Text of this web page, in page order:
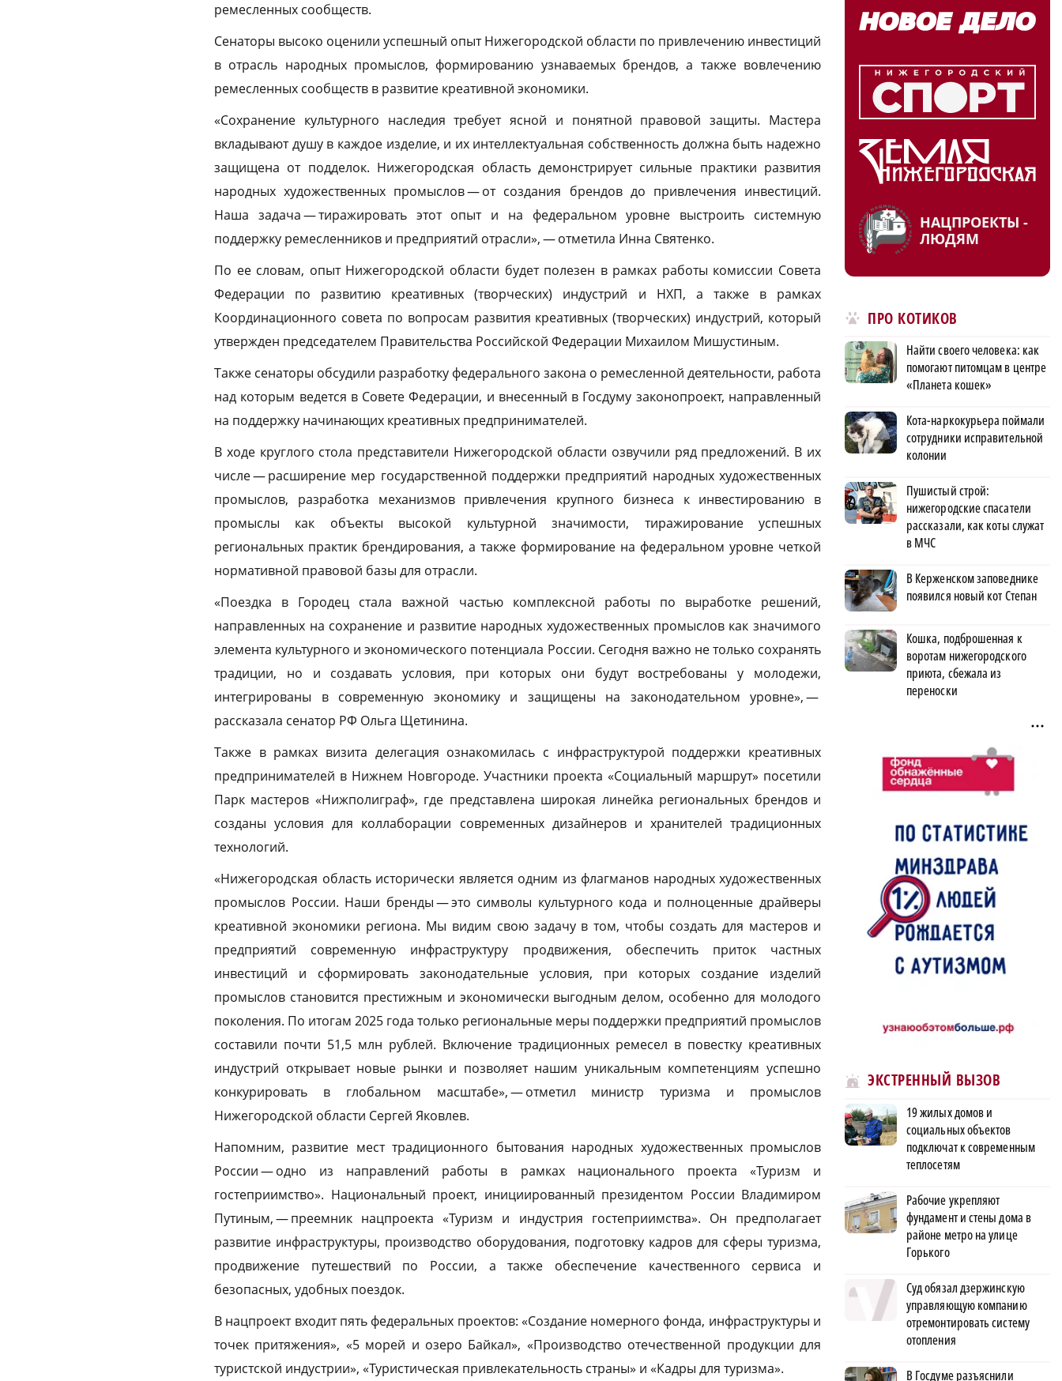
ремесленных сообществ.
Сенаторы высоко оценили успешный опыт Нижегородской области по привлечению инвестиций
в отрасль народных промыслов, формированию узнаваемых брендов, а также вовлечению
ремесленных сообществ в развитие креативной экономики.
«Сохранение культурного наследия требует ясной и понятной правовой защиты. Мастера
вкладывают душу в каждое изделие, и их интеллектуальная собственность должна быть надежно
защищена от подделок. Нижегородская область демонстрирует сильные практики развития
народных художественных промыслов — от создания брендов до привлечения инвестиций.
Наша задача — тиражировать этот опыт и на федеральном уровне выстроить системную
поддержку ремесленников и предприятий отрасли», — отметила Инна Святенко.
По ее словам, опыт Нижегородской области будет полезен в рамках работы комиссии Совета
Федерации по развитию креативных (творческих) индустрий и НХП, а также в рамках
Координационного совета по вопросам развития креативных (творческих) индустрий, который
утвержден председателем Правительства Российской Федерации Михаилом Мишустиным.
Также сенаторы обсудили разработку федерального закона о ремесленной деятельности, работа
над которым ведется в Совете Федерации, и внесенный в Госдуму законопроект, направленный
на поддержку начинающих креативных предпринимателей.
В ходе круглого стола представители Нижегородской области озвучили ряд предложений. В их
числе — расширение мер государственной поддержки предприятий народных художественных
промыслов, разработка механизмов привлечения крупного бизнеса к инвестированию в
промыслы как объекты высокой культурной значимости, тиражирование успешных
региональных практик брендирования, а также формирование на федеральном уровне четкой
нормативной правовой базы для отрасли.
«Поездка в Городец стала важной частью комплексной работы по выработке решений,
направленных на сохранение и развитие народных художественных промыслов как значимого
элемента культурного и экономического потенциала России. Сегодня важно не только сохранять
традиции, но и создавать условия, при которых они будут востребованы у молодежи,
интегрированы в современную экономику и защищены на законодательном уровне», —
рассказала сенатор РФ Ольга Щетинина.
Также в рамках визита делегация ознакомилась с инфраструктурой поддержки креативных
предпринимателей в Нижнем Новгороде. Участники проекта «Социальный маршрут» посетили
Парк мастеров «Нижполиграф», где представлена широкая линейка региональных брендов и
созданы условия для коллаборации современных дизайнеров и хранителей традиционных
технологий.
«Нижегородская область исторически является одним из флагманов народных художественных
промыслов России. Наши бренды — это символы культурного кода и полноценные драйверы
креативной экономики региона. Мы видим свою задачу в том, чтобы создать для мастеров и
предприятий современную инфраструктуру продвижения, обеспечить приток частных
инвестиций и сформировать законодательные условия, при которых создание изделий
промыслов становится престижным и экономически выгодным делом, особенно для молодого
поколения. По итогам 2025 года только региональные меры поддержки предприятий промыслов
составили почти 51,5 млн рублей. Включение традиционных ремесел в повестку креативных
индустрий открывает новые рынки и позволяет нашим уникальным компетенциям успешно
конкурировать в глобальном масштабе», — отметил министр туризма и промыслов
Нижегородской области Сергей Яковлев.
Напомним, развитие мест традиционного бытования народных художественных промыслов
России — одно из направлений работы в рамках национального проекта «Туризм и
гостеприимство». Национальный проект, инициированный президентом России Владимиром
Путиным, — преемник нацпроекта «Туризм и индустрия гостеприимства». Он предполагает
развитие инфраструктуры, производство оборудования, подготовку кадров для сферы туризма,
продвижение путешествий по России, а также обеспечение качественного сервиса и
безопасных, удобных поездок.
В нацпроект входит пять федеральных проектов: «Создание номерного фонда, инфраструктуры и
точек притяжения», «5 морей и озеро Байкал», «Производство отечественной продукции для
туристской индустрии», «Туристическая привлекательность страны» и «Кадры для туризма».
НАЦПРОЕКТЫ -
ЛЮДЯМ
ПРО КОТИКОВ
Найти своего человека: как
помогают питомцам в центре
«Планета кошек»
Кота-наркокурьера поймали
сотрудники исправительной
колонии
Пушистый строй:
нижегородские спасатели
рассказали, как коты служат
в МЧС
В Керженском заповеднике
появился новый кот Степан
Кошка, подброшенная к
воротам нижегородского
приюта, сбежала из
переноски
ЭКСТРЕННЫЙ ВЫЗОВ
19 жилых домов и
социальных объектов
подключат к современным
теплосетям
Рабочие укрепляют
фундамент и стены дома в
районе метро на улице
Горького
Суд обязал дзержинскую
управляющую компанию
отремонтировать систему
отопления
В Госдуме разъяснили